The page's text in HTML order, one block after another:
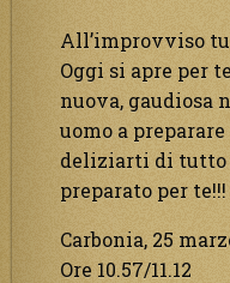
All’improvviso
Oggi si apre per
nuova, gaudiosa
uomo a
deliziarti di tutto
preparato per te!!!
Carbonia, 25
Ore 10.57/11.12